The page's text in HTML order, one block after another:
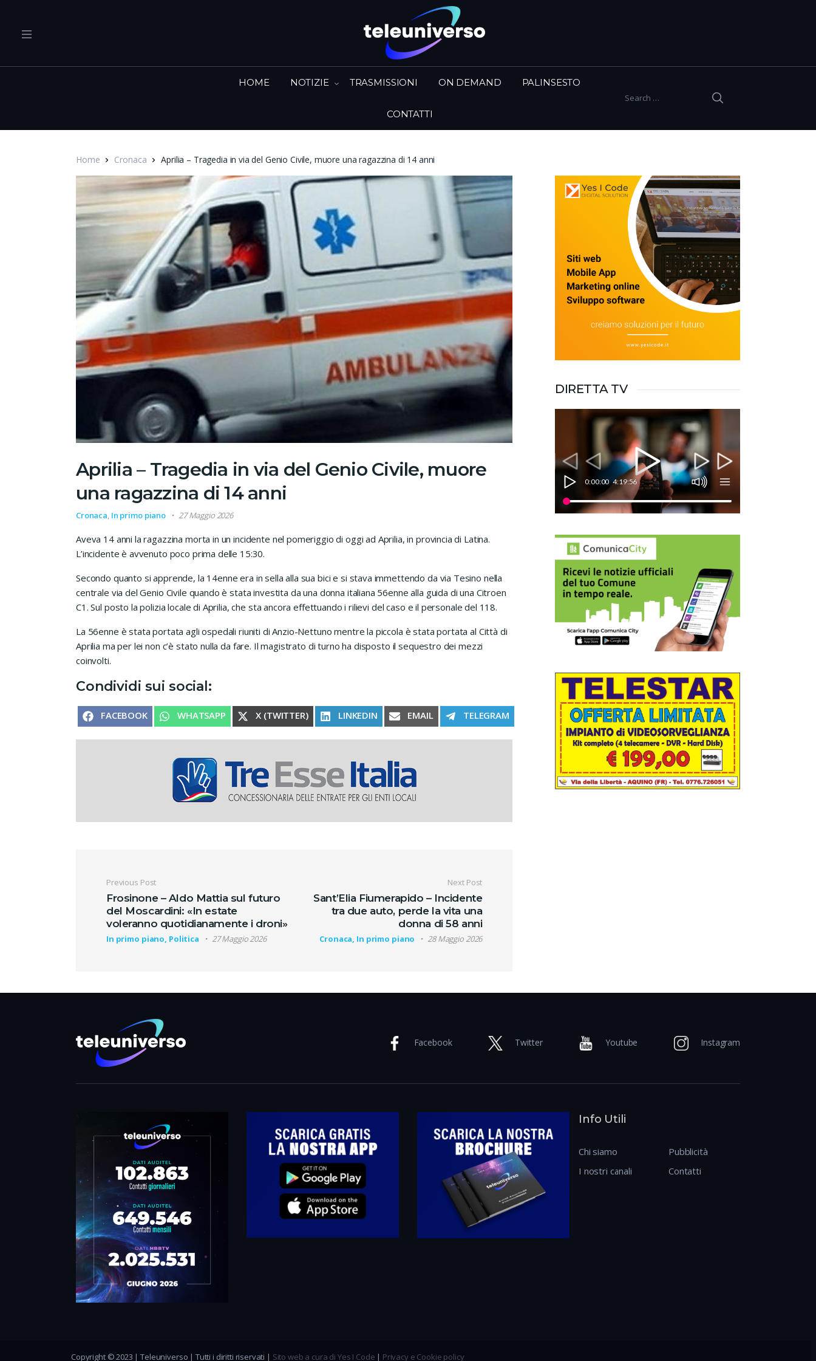
Search for:
HOME NOTIZIE TRASMISSIONI ON DEMAND PALINSESTO
CONTATTI
Home Cronaca Aprilia – Tragedia in via del Genio Civile, muore una ragazzina di 14 anni
Aprilia – Tragedia in via del Genio Civile, muore
una ragazzina di 14 anni
Cronaca, In primo piano 27 Maggio 2026
Aveva 14 anni la ragazzina morta in un incidente nel pomeriggio di oggi ad Aprilia, in provincia di Latina.
L’incidente è avvenuto poco prima delle 15:30.
Secondo quanto si apprende, la 14enne era in sella alla sua bici e si stava immettendo da via Tesino nella
centrale via del Genio Civile quando è stata investita da una donna italiana 56enne alla guida di una Citroen
C1. Sul posto la polizia locale di Aprilia, che sta ancora effettuando i rilievi del caso e il personale del 118.
La 56enne è stata portata agli ospedali riuniti di Anzio-Nettuno mentre la piccola è stata portata al Città di
Aprilia ma per lei non c’è stato nulla da fare. Il magistrato di turno ha disposto il sequestro dei mezzi
coinvolti.
Condividi sui social:
SHARE ON
FACEBOOK SHARE ON
WHATSAPP SHARE ON
X (TWITTER) SHARE ON
LINKEDIN SHARE ON
EMAIL SHARE ON
TELEGRAM
Navigazione articoli
Previous Post
Frosinone – Aldo Mattia sul futuro
del Moscardini: «In estate
voleranno quotidianamente i droni»
In primo piano, Politica 27 Maggio 2026
Next Post
Sant’Elia Fiumerapido – Incidente
tra due auto, perde la vita una
donna di 58 anni
Cronaca, In primo piano 28 Maggio 2026
DIRETTA TV
0:00:00 4:19:56
Facebook Twitter Youtube Instagram
Info Utili
Chi siamo
I nostri canali
Pubblicità
Contatti
Copyright © 2023 | Teleuniverso | Tutti i diritti riservati | Sito web a cura di Yes I Code | Privacy e Cookie policy